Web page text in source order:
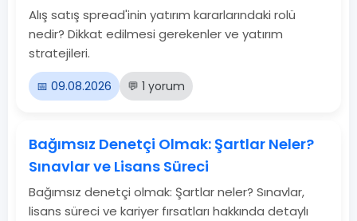
Alış satış spread'inin yatırım kararlarındaki rolü
nedir? Dikkat edilmesi gerekenler ve yatırım
stratejileri.
📅 09.08.2026 💬 1 yorum
Bağımsız Denetçi Olmak: Şartlar Neler?
Sınavlar ve Lisans Süreci
Bağımsız denetçi olmak: Şartlar neler? Sınavlar,
lisans süreci ve kariyer fırsatları hakkında detaylı